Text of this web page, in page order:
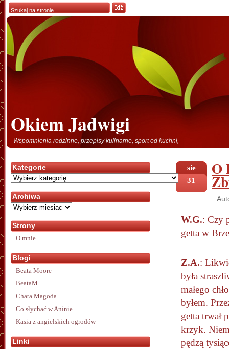
Okiem Jadwigi
Wspomnienia rodzinne, przepisy kulinarne, sport od kuchni,
sie
31
O
W.G.: Czy
getta w
Z.A.:
była
małego
byłem.
getta trwał
krzyk.
pędzą
Kategorie
Kategorie
Archiwa
Archiwa
Strony
O mnie
Blogi
Beata Moore
BeataM
Chata Magoda
Co słychać w Aninie
Kasia z angielskich ogrodów
Linki